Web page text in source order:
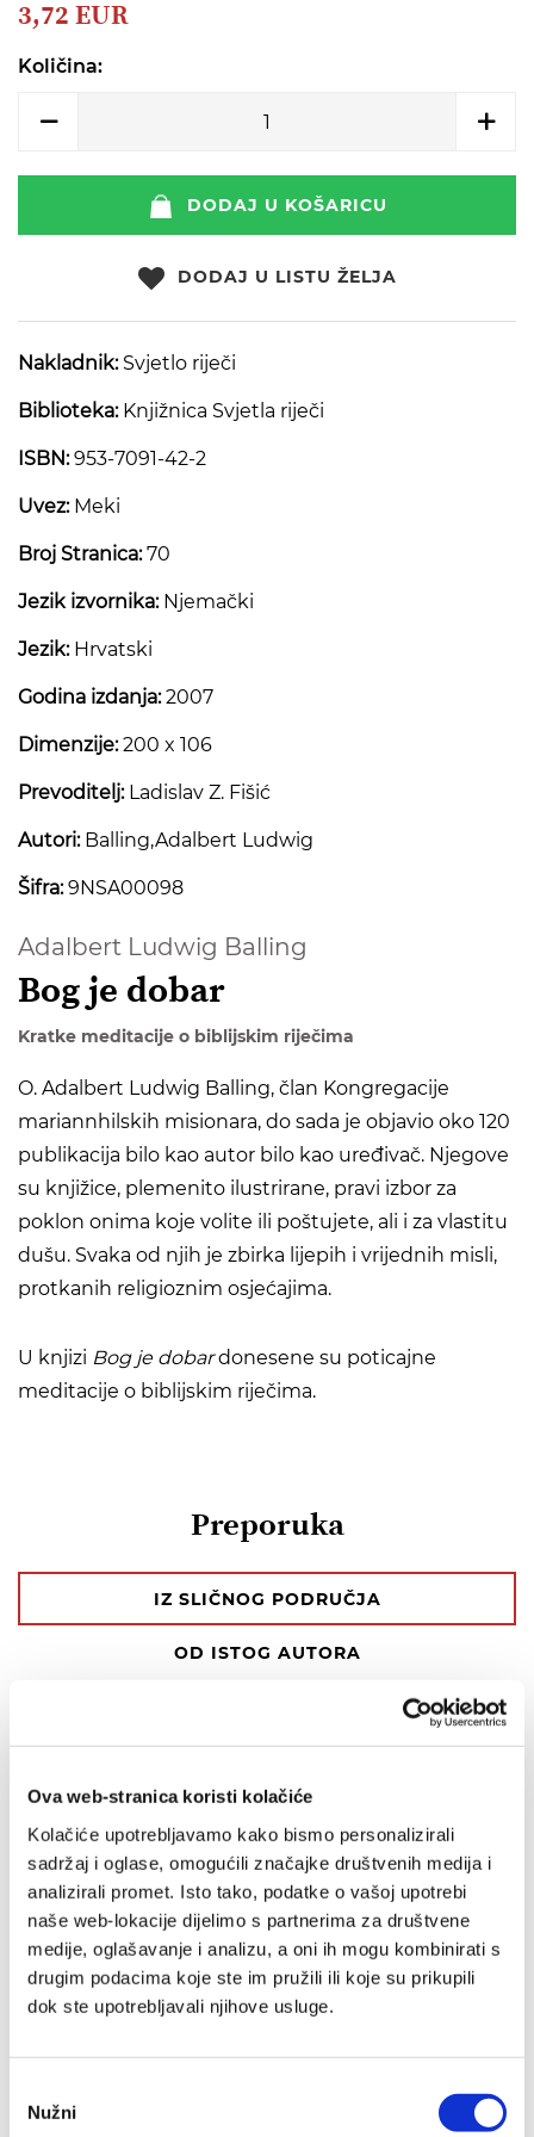
Ova web-stranica koristi kolačiće
Kolačiće upotrebljavamo kako bismo personalizirali
sadržaj i oglase, omogućili značajke društvenih medija i
analizirali promet. Isto tako, podatke o vašoj upotrebi
naše web-lokacije dijelimo s partnerima za društvene
medije, oglašavanje i analizu, a oni ih mogu kombinirati s
drugim podacima koje ste im pružili ili koje su prikupili
dok ste upotrebljavali njihove usluge.
pristanka
Nužni
of
images
3,72 EUR
Količina:
DODAJ U KOŠARICU
DODAJ U LISTU ŽELJA
Nakladnik: Svjetlo riječi
Biblioteka: Knjižnica Svjetla riječi
ISBN:953-7091-42-2
Uvez:Meki
Broj Stranica:70
Jezik izvornika:Njemački
Jezik:Hrvatski
Godina izdanja:2007
Dimenzije:200 x 106
Prevoditelj:Ladislav Z. Fišić
Autori:Balling,Adalbert Ludwig
Šifra:9NSA00098
Adalbert Ludwig Balling
Bog je dobar
Kratke meditacije o biblijskim riječima
O. Adalbert Ludwig Balling, član Kongregacije
mariannhilskih misionara, do sada je objavio oko 120
publikacija bilo kao autor bilo kao uređivač. Njegove
su knjižice, plemenito ilustrirane, pravi izbor za
poklon onima koje volite ili poštujete, ali i za vlastitu
dušu. Svaka od njih je zbirka lijepih i vrijednih misli,
protkanih religioznim osjećajima.
U knjizi Bog je dobardonesene su poticajne
meditacije o biblijskim riječima.
Preporuka
IZ SLIČNOG PODRUČJA
OD ISTOG AUTORA